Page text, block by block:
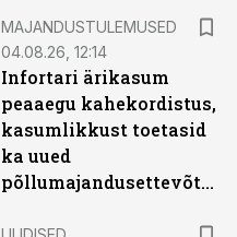
MAJANDUSTULEMUSED
04.08.26, 12:14
Infortari ärikasum
peaaegu kahekordistus,
kasumlikkust toetasid
ka uued
põllumajandusettevõtted